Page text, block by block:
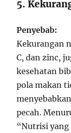
5.
Penyebab:
Kekurangan
C, dan zinc,
kesehatan
pola makan
pecah.
“Nutrisi